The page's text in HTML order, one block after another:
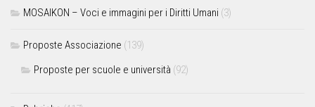
MOSAIKON – Voci e immagini per i Diritti Umani (3)
Proposte Associazione (139)
Proposte per scuole e università (92)